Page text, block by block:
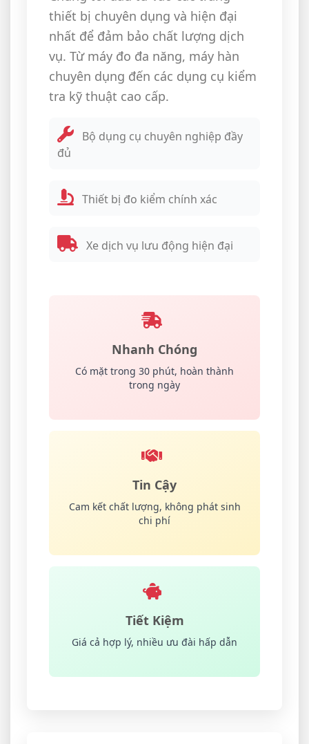
thiết bị chuyên dụng và hiện đại
nhất để đảm bảo chất lượng dịch
vụ. Từ máy đo đa năng, máy hàn
chuyên dụng đến các dụng cụ kiểm
tra kỹ thuật cao cấp.
Bộ dụng cụ chuyên nghiệp đầy
đủ
Thiết bị đo kiểm chính xác
Xe dịch vụ lưu động hiện đại
Nhanh Chóng
Có mặt trong 30 phút, hoàn thành
trong ngày
Tin Cậy
Cam kết chất lượng, không phát sinh
chi phí
Tiết Kiệm
Giá cả hợp lý, nhiều ưu đài hấp dẫn